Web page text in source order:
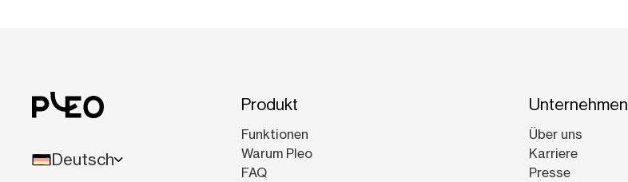
Deutsch
Produkt
Funktionen
Warum Pleo
FAQ
Unternehmen
Über uns
Karriere
Presse